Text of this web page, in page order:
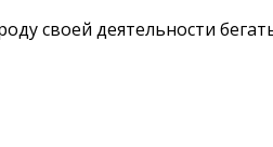
своей деятельности